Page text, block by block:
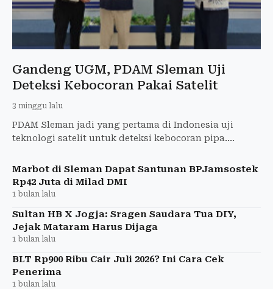
Gandeng UGM, PDAM Sleman Uji
Deteksi Kebocoran Pakai Satelit
3 minggu lalu
PDAM Sleman jadi yang pertama di Indonesia uji
teknologi satelit untuk deteksi kebocoran pipa.
Marbot di Sleman Dapat Santunan BPJamsostek
Rp42 Juta di Milad DMI
1 bulan lalu
Sultan HB X Jogja: Sragen Saudara Tua DIY,
Jejak Mataram Harus Dijaga
1 bulan lalu
BLT Rp900 Ribu Cair Juli 2026? Ini Cara Cek
Penerima
1 bulan lalu